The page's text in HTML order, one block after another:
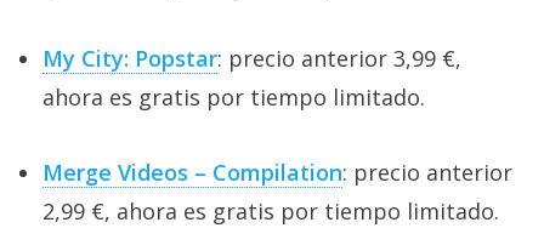
My City: Popstar: precio anterior 3,99 €,
ahora es gratis por tiempo limitado.
Merge Videos – Compilation: precio anterior
2,99 €, ahora es gratis por tiempo limitado.